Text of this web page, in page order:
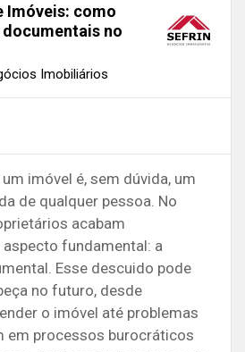
Imóveis: como
no
Imobiliários
imóvel é, sem dúvida, um
de qualquer pessoa. No
acabam
fundamental: a
Esse descuido pode
no futuro, desde
o imóvel até problemas
em processos burocráticos